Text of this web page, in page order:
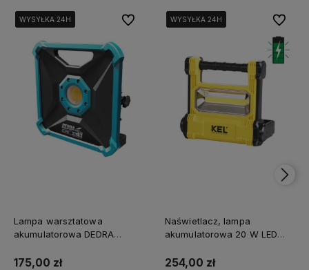
WYSYŁKA 24H
WYSYŁKA 24H
WYSYŁKA 24H
WYSYŁKA 24H
Lampa warsztatowa
akumulatorowa DEDRA
175,00 zł
Do ulubionychWYSYŁKA 24H
WYSYŁKA 24H
WYSYŁKA 24H
WYSYŁKA 24H
Naświetlacz, lampa
akumulatorowa 20 W LED
254,00 zł
Do